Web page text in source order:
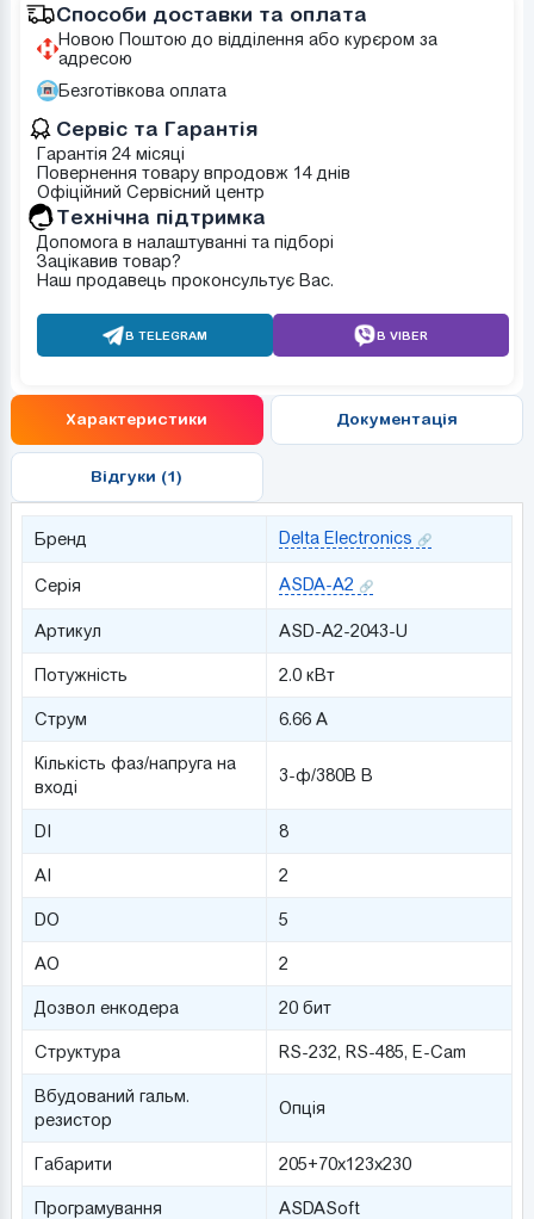
Способи доставки та оплата
Новою Поштою до відділення або курєром за
адресою
Безготівкова оплата
Сервіс та Гарантія
Гарантія 24 місяці
Повернення товару впродовж 14 днів
Офіційний Сервісний центр
Tехнічна підтримка
Допомога в налаштуванні та підборі
Зацікавив товар?
Наш продавець проконсультує Вас.
В TELEGRAM В VIBER
Характеристики Документація
Відгуки (1)
Бренд Delta Electronics
Серія ASDA-A2
Артикул ASD-A2-2043-U
Потужність 2.0 кВт
Струм 6.66 А
Кількість фаз/напруга на
вході
3-ф/380В В
DI 8
AI 2
DO 5
AO 2
Дозвол енкодера 20 бит
Структура RS-232, RS-485, E-Cam
Вбудований гальм.
резистор
Опція
Габарити 205+70х123х230
Програмування ASDASoft